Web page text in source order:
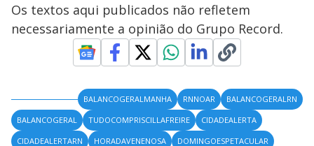
Os textos aqui publicados não refletem
necessariamente a opinião do Grupo Record.
BALANCOGERALMANHA RNNOAR
BALANCOGERALRN
BALANCOGERAL
TUDOCOMPRISCILLAFREIRE
CIDADEALERTA
CIDADEALERTARN
HORADAVENENOSA DOMINGOESPETACULAR